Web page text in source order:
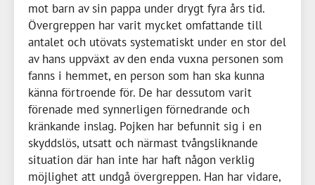
mot barn av sin pappa under drygt fyra års tid.
Övergreppen har varit mycket omfattande till
antalet och utövats systematiskt under en stor del
av hans uppväxt av den enda vuxna personen som
fanns i hemmet, en person som han ska kunna
känna förtroende för. De har dessutom varit
förenade med synnerligen förnedrande och
kränkande inslag. Pojken har befunnit sig i en
skyddslös, utsatt och närmast tvångsliknande
situation där han inte har haft någon verklig
möjlighet att undgå övergreppen. Han har vidare,